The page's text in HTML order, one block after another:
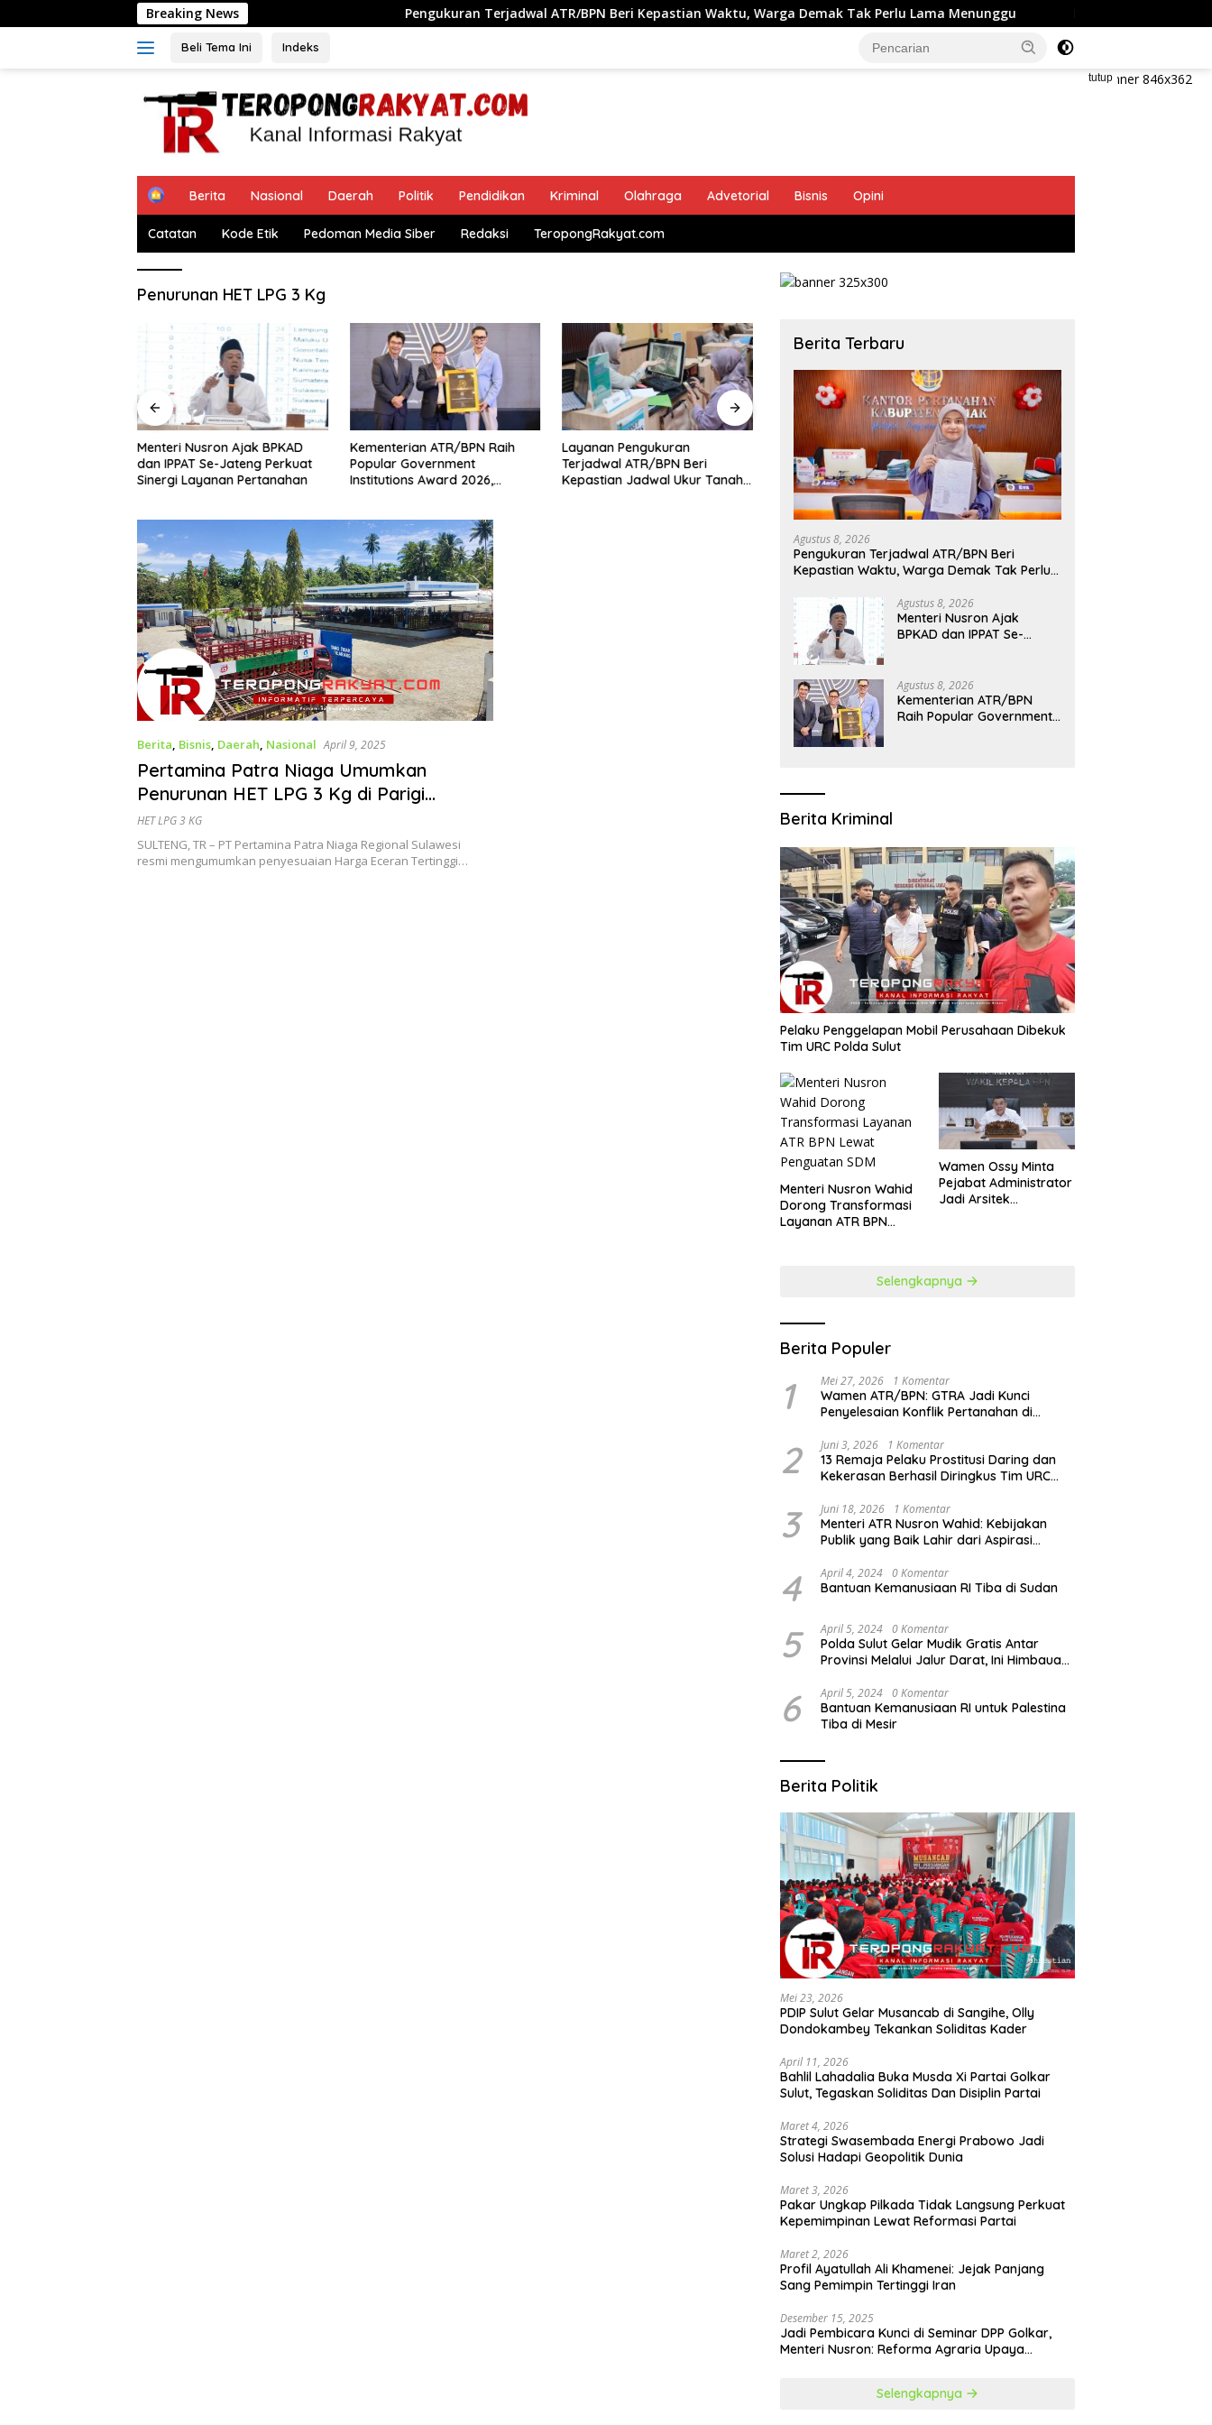
ke
Breaking News Pengukuran Terjadwal ATR/BPN Beri Kepastian Waktu, Warga Demak Tak Perlu Lama Menunggu Menteri Nusron Ajak BPKAD dan
Beli Tema Ini Indeks
tutup
H
m
e
Berita Nasional Daerah Politik Pendidikan Kriminal Olahraga Advetorial Bisnis Opini
Catatan Kode Etik Pedoman Media Siber Redaksi TeropongRakyat.com
Penurunan HET LPG 3 Kg
Menteri Nusron Ajak BPKAD
dan IPPAT Se-Jateng Perkuat
Sinergi Layanan Pertanahan
Kementerian ATR/BPN Raih
Popular Government
Institutions Award 2026,
Layanan Pengukuran
Terjadwal ATR/BPN Beri
Kepastian Jadwal Ukur Tanah
Menteri Nusron Minta Kanwil
BPN NTT Utamakan Perspektif
Masyarakat dalam Pelayanan
Menteri Nusron Minta
Dukungan Pemda se-NTT
Wujudkan Transformasi
Layanan Pertanahan
Berita, Bisnis, Daerah, Nasional April 9, 2025
Pertamina Patra Niaga Umumkan
Penurunan HET LPG 3 Kg di Parigi
Moutong, Ringankan Beban Masyarakat
HET LPG 3 KG
SULTENG, TR – PT Pertamina Patra Niaga Regional Sulawesi
resmi mengumumkan penyesuaian Harga Eceran Tertinggi…
Berita Terbaru
Agustus 8, 2026
Pengukuran Terjadwal ATR/BPN Beri
Kepastian Waktu, Warga Demak Tak Perlu
Agustus 8, 2026
Menteri Nusron Ajak
BPKAD dan IPPAT Se-
Agustus 8, 2026
Kementerian ATR/BPN
Raih Popular Government
Berita Kriminal
​Pelaku Penggelapan Mobil Perusahaan Dibekuk
Tim URC Polda Sulut
​Menteri Nusron Wahid
Dorong Transformasi
Layanan ATR BPN
Wamen Ossy Minta
Pejabat Administrator
Jadi Arsitek
Selengkapnya
Berita Populer
1 Mei 27, 2026 1 Komentar
Wamen ATR/BPN: GTRA Jadi Kunci
Penyelesaian Konflik Pertanahan di
2 Juni 3, 2026 1 Komentar
13 Remaja Pelaku Prostitusi Daring dan
Kekerasan Berhasil Diringkus Tim URC
3 Juni 18, 2026 1 Komentar
Menteri ATR Nusron Wahid: Kebijakan
Publik yang Baik Lahir dari Aspirasi
4 April 4, 2024 0 Komentar
Bantuan Kemanusiaan RI Tiba di Sudan
5 April 5, 2024 0 Komentar
Polda Sulut Gelar Mudik Gratis Antar
Provinsi Melalui Jalur Darat, Ini Himbauan
6 April 5, 2024 0 Komentar
Bantuan Kemanusiaan RI untuk Palestina
Tiba di Mesir
Berita Politik
Mei 23, 2026
PDIP Sulut Gelar Musancab di Sangihe, Olly
Dondokambey Tekankan Soliditas Kader
April 11, 2026
Bahlil Lahadalia Buka Musda Xi Partai Golkar
Sulut, Tegaskan Soliditas Dan Disiplin Partai
Maret 4, 2026
Strategi Swasembada Energi Prabowo Jadi
Solusi Hadapi Geopolitik Dunia
Maret 3, 2026
Pakar Ungkap Pilkada Tidak Langsung Perkuat
Kepemimpinan Lewat Reformasi Partai
Maret 2, 2026
Profil Ayatullah Ali Khamenei: Jejak Panjang
Sang Pemimpin Tertinggi Iran
Desember 15, 2025
Jadi Pembicara Kunci di Seminar DPP Golkar,
Menteri Nusron: Reforma Agraria Upaya
Selengkapnya